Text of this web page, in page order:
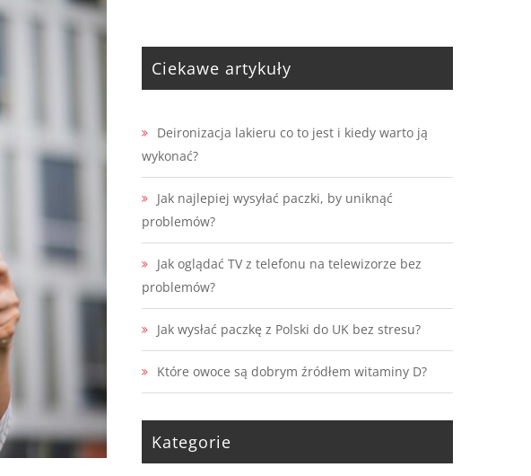
Ciekawe artykuły
Deironizacja lakieru co to jest i kiedy warto ją
wykonać?
Jak najlepiej wysyłać paczki, by uniknąć
problemów?
Jak oglądać TV z telefonu na telewizorze bez
problemów?
Jak wysłać paczkę z Polski do UK bez stresu?
Które owoce są dobrym źródłem witaminy D?
Kategorie